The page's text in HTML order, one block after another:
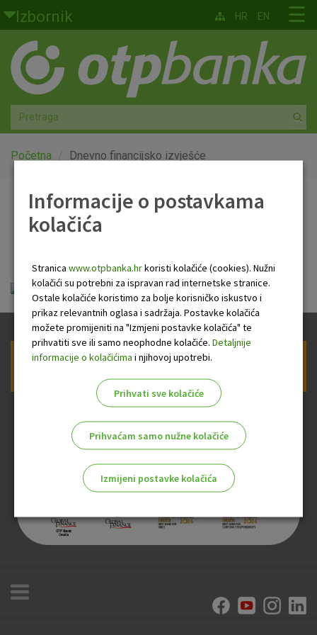
Skoči na glavni sadržaj
Izbornik
Građani
Privatno bankarstvo
Agro
Mala poduzeća i obrtnici
Globalna tržišta
O nama
☰
HR EN
Početna Dnevno financijsko izvješće
Dnevno financijsko
Dnevno financijsko izvješće.pdf
Prijava na newsletter OTP banke
Informacije o postavkama
kolačića
Stranica www.otpbanka.hrkoristi kolačiće (cookies). Nužni
kolačići su potrebni za ispravan rad internetske stranice.
Ostale kolačiće koristimo za bolje korisničko iskustvo i
prikaz relevantnih oglasa i sadržaja. Postavke kolačića
možete promijeniti na "Izmjeni postavke kolačića" te
prihvatiti sve ili samo neophodne kolačiće. Detaljnije
informacije o kolačićima i njihovoj upotrebi.
Prihvati sve kolačiće
Prihvaćam samo nužne kolačiće
Izmijeni postavke kolačića